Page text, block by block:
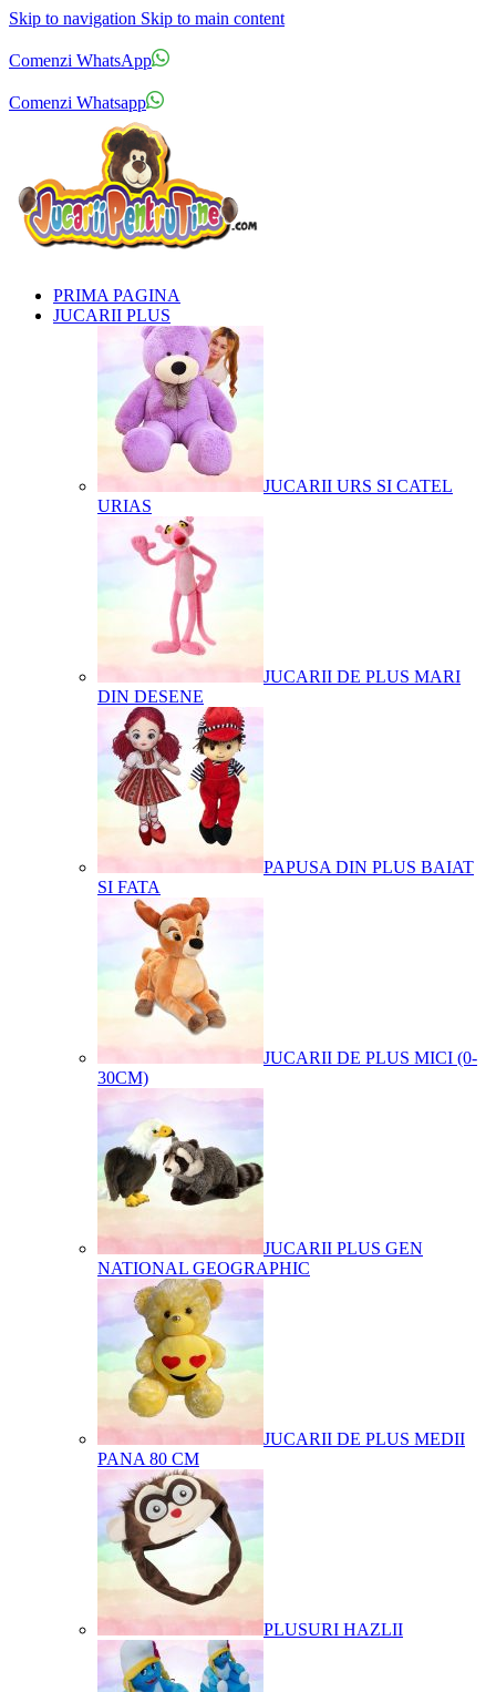
Skip to navigation Skip to main content
Comenzi WhatsApp
Comenzi Whatsapp
PRIMA PAGINA
JUCARII PLUS
JUCARII URS SI CATEL
URIAS
JUCARII DE PLUS MARI
DIN DESENE
PAPUSA DIN PLUS BAIAT
SI FATA
JUCARII DE PLUS MICI (0-
30CM)
JUCARII PLUS GEN
NATIONAL GEOGRAPHIC
JUCARII DE PLUS MEDII
PANA 80 CM
PLUSURI HAZLII